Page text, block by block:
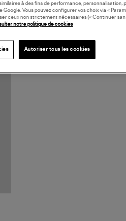
à des fins de performance, personnalisation,
Vous pouvez configurer vos choix via «
ceux non strictement nécessaires (« Continuer
notre politique de cookies
Autoriser tous les cookies